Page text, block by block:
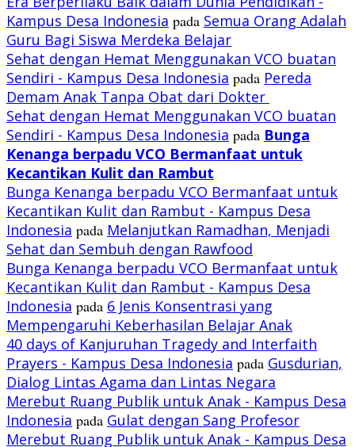
Kampus Desa Indonesia pada Semua Orang Adalah
Guru Bagi Siswa Merdeka Belajar
Sehat dengan Hemat Menggunakan VCO buatan
Sendiri - Kampus Desa Indonesia pada Pereda
Demam Anak Tanpa Obat dari Dokter
Sehat dengan Hemat Menggunakan VCO buatan
Sendiri - Kampus Desa Indonesia pada Bunga
Kenanga berpadu VCO Bermanfaat untuk
Kecantikan Kulit dan Rambut
Bunga Kenanga berpadu VCO Bermanfaat untuk
Kecantikan Kulit dan Rambut - Kampus Desa
Indonesia pada Melanjutkan Ramadhan, Menjadi
Sehat dan Sembuh dengan Rawfood
Bunga Kenanga berpadu VCO Bermanfaat untuk
Kecantikan Kulit dan Rambut - Kampus Desa
Indonesia pada 6 Jenis Konsentrasi yang
Mempengaruhi Keberhasilan Belajar Anak
40 days of Kanjuruhan Tragedy and Interfaith
Prayers - Kampus Desa Indonesia pada Gusdurian,
Dialog Lintas Agama dan Lintas Negara
Merebut Ruang Publik untuk Anak - Kampus Desa
Indonesia pada Gulat dengan Sang Profesor
Merebut Ruang Publik untuk Anak - Kampus Desa